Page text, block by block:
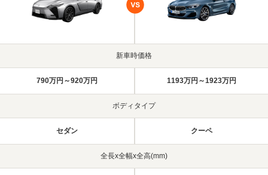
新車時価格
790万円～920万円 1193万円～1923万円
ボディタイプ
セダン クーペ
全長x全幅x全高(mm)